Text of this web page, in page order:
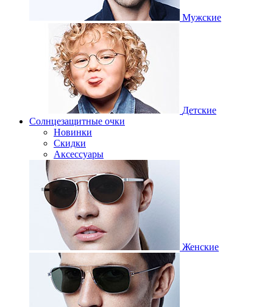
Мужские
Детские
Солнцезащитные очки
Новинки
Скидки
Аксессуары
Женские